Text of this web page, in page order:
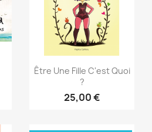
 Aperçu rapide
Être Une Fille C'est Quoi
?
25,00 €